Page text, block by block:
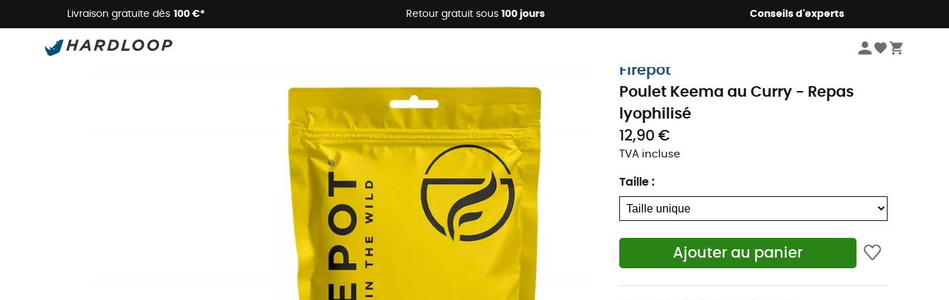
Livraison gratuite dès 100 €* Retour gratuit sous 100 jours Conseils d'experts
Promos d'été 🔥 -5 % EXTRA dès 2 produits* code Summer5
Firepot
Poulet Keema au Curry - Repas
lyophilisé
12,90 €
TVA incluse
Taille :
Ajouter au panier